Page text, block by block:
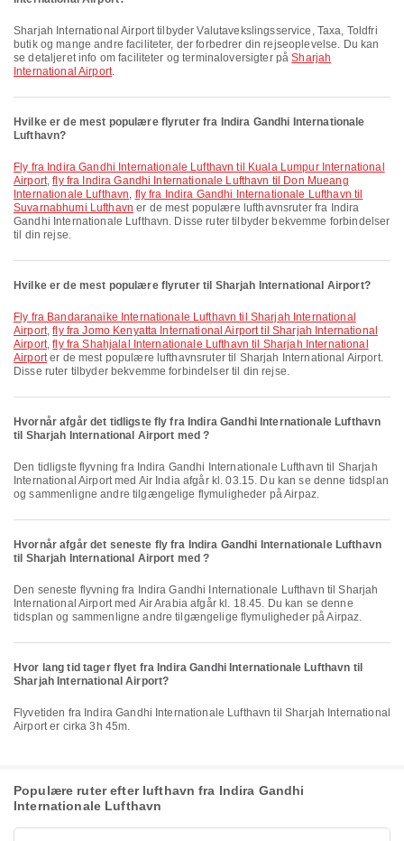
Sharjah International Airport tilbyder Valutavekslingsservice, Taxa, Toldfri
butik og mange andre faciliteter, der forbedrer din rejseoplevelse. Du kan
se detaljeret info om faciliteter og terminaloversigter påSharjah
International Airport.
Hvilke er de mest populære flyruter fra Indira Gandhi Internationale
Lufthavn?
fly fra Indira Gandhi Internationale Lufthavn til Kuala Lumpur International
Airport,fly fra Indira Gandhi Internationale Lufthavn til Don Mueang
Internationale Lufthavn, fly fra Indira Gandhi Internationale Lufthavn til
Suvarnabhumi Lufthavn er de mest populære lufthavnsruter fra Indira
Gandhi Internationale Lufthavn. Disse ruter tilbyder bekvemme forbindelser
til din rejse.
Hvilke er de mest populære flyruter til Sharjah International Airport?
fly fra Bandaranaike Internationale Lufthavn til Sharjah International
Airport,fly fra Jomo Kenyatta International Airport til Sharjah International
Airport,fly fra Shahjalal Internationale Lufthavn til Sharjah International
Airporter de mest populære lufthavnsruter til Sharjah International Airport.
Disse ruter tilbyder bekvemme forbindelser til din rejse.
Hvornår afgår det tidligste fly fra Indira Gandhi Internationale Lufthavn
til Sharjah International Airport med ?
Den tidligste flyvning fra Indira Gandhi Internationale Lufthavn til Sharjah
International Airport med Air India afgår kl. 03.15. Du kan se denne tidsplan
og sammenligne andre tilgængelige flymuligheder på Airpaz.
Hvornår afgår det seneste fly fra Indira Gandhi Internationale Lufthavn
til Sharjah International Airport med ?
Den seneste flyvning fra Indira Gandhi Internationale Lufthavn til Sharjah
International Airport med Air Arabia afgår kl. 18.45. Du kan se denne
tidsplan og sammenligne andre tilgængelige flymuligheder på Airpaz.
Hvor lang tid tager flyet fra Indira Gandhi Internationale Lufthavn til
Sharjah International Airport?
Flyvetiden fra Indira Gandhi Internationale Lufthavn til Sharjah International
Airport er cirka 3h 45m.
Populære ruter efter lufthavn fra Indira Gandhi
Internationale Lufthavn